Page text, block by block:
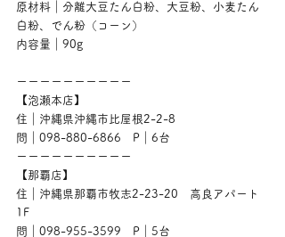
原材料｜分離大豆たん白粉、大豆粉、小麦たん
白粉、でん粉（コーン）
内容量｜90g
ーーーーーーーーーー
【泡瀬本店】
住｜沖縄県沖縄市比屋根2-2-8
問｜098-880-6866　P｜6台
ーーーーーーーーーー
【那覇店】
住｜沖縄県那覇市牧志2-23-20　高良アパート
1F
問｜098-955-3599　P｜5台